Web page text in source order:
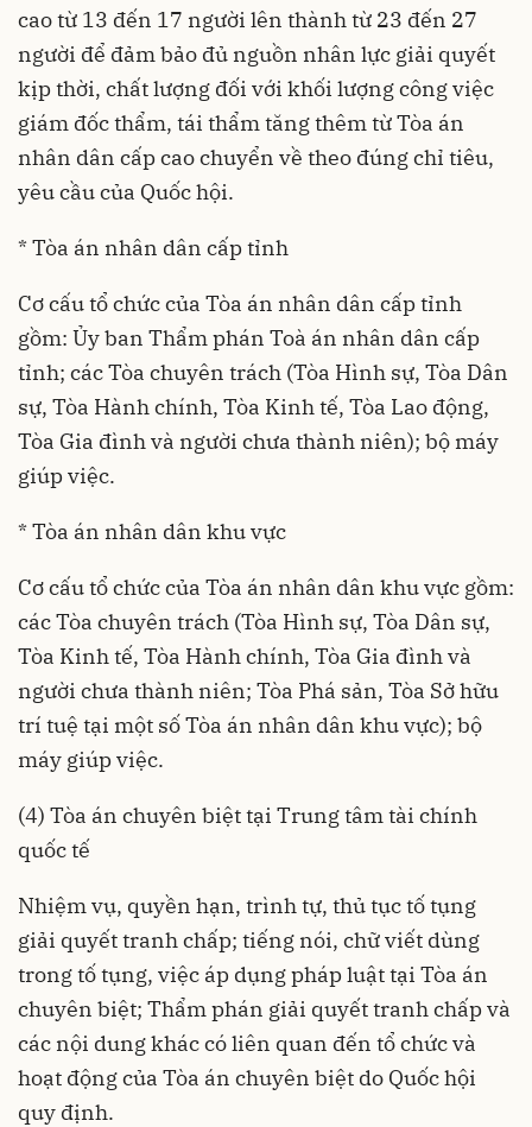
cao từ 13 đến 17 người lên thành từ 23 đến 27
người để đảm bảo đủ nguồn nhân lực giải quyết
kịp thời, chất lượng đối với khối lượng công việc
giám đốc thẩm, tái thẩm tăng thêm từ Tòa án
nhân dân cấp cao chuyển về theo đúng chỉ tiêu,
yêu cầu của Quốc hội.
* Tòa án nhân dân cấp tỉnh
Cơ cấu tổ chức của Tòa án nhân dân cấp tỉnh
gồm: Ủy ban Thẩm phán Toà án nhân dân cấp
tỉnh; các Tòa chuyên trách (Tòa Hình sự, Tòa Dân
sự, Tòa Hành chính, Tòa Kinh tế, Tòa Lao động,
Tòa Gia đình và người chưa thành niên); bộ máy
giúp việc.
* Tòa án nhân dân khu vực
Cơ cấu tổ chức của Tòa án nhân dân khu vực gồm:
các Tòa chuyên trách (Tòa Hình sự, Tòa Dân sự,
Tòa Kinh tế, Tòa Hành chính, Tòa Gia đình và
người chưa thành niên; Tòa Phá sản, Tòa Sở hữu
trí tuệ tại một số Tòa án nhân dân khu vực); bộ
máy giúp việc.
(4) Tòa án chuyên biệt tại Trung tâm tài chính
quốc tế
Nhiệm vụ, quyền hạn, trình tự, thủ tục tố tụng
giải quyết tranh chấp; tiếng nói, chữ viết dùng
trong tố tụng, việc áp dụng pháp luật tại Tòa án
chuyên biệt; Thẩm phán giải quyết tranh chấp và
các nội dung khác có liên quan đến tổ chức và
hoạt động của Tòa án chuyên biệt do Quốc hội
quy định.